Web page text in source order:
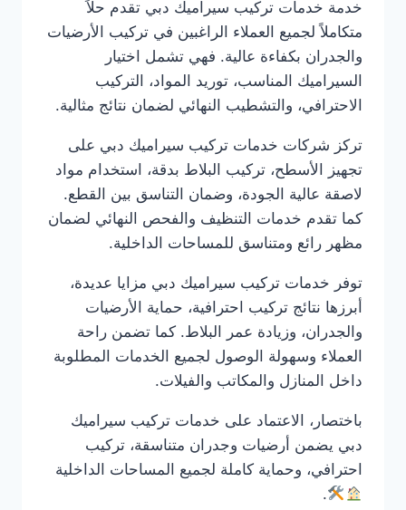
خدمة خدمات تركيب سيراميك دبي تقدم حلاً
متكاملاً لجميع العملاء الراغبين في تركيب الأرضيات
والجدران بكفاءة عالية. فهي تشمل اختيار
السيراميك المناسب، توريد المواد، التركيب
الاحترافي، والتشطيب النهائي لضمان نتائج مثالية.
تركز شركات خدمات تركيب سيراميك دبي على
تجهيز الأسطح، تركيب البلاط بدقة، استخدام مواد
لاصقة عالية الجودة، وضمان التناسق بين القطع.
كما تقدم خدمات التنظيف والفحص النهائي لضمان
مظهر رائع ومتناسق للمساحات الداخلية.
توفر خدمات تركيب سيراميك دبي مزايا عديدة،
أبرزها نتائج تركيب احترافية، حماية الأرضيات
والجدران، وزيادة عمر البلاط. كما تضمن راحة
العملاء وسهولة الوصول لجميع الخدمات المطلوبة
داخل المنازل والمكاتب والفيلات.
باختصار، الاعتماد على خدمات تركيب سيراميك
دبي يضمن أرضيات وجدران متناسقة، تركيب
احترافي، وحماية كاملة لجميع المساحات الداخلية
.